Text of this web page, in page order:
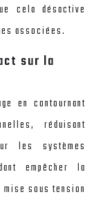
cela désactive
associées.
sur la
en contournant
réduisant
les systèmes
empêcher la
sous tension